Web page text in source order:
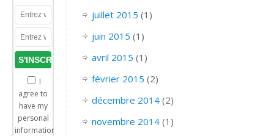
I
agree to
have my
personal
information
juillet 2015 (1)
juin 2015 (1)
avril 2015 (1)
février 2015 (2)
décembre 2014(2)
novembre 2014(1)